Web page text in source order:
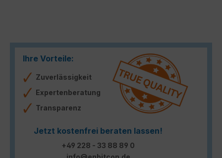
Ihre Vorteile:
Zuverlässigkeit
Expertenberatung
Transparenz
Jetzt kostenfrei beraten lassen!
+49 228 - 33 88 89 0